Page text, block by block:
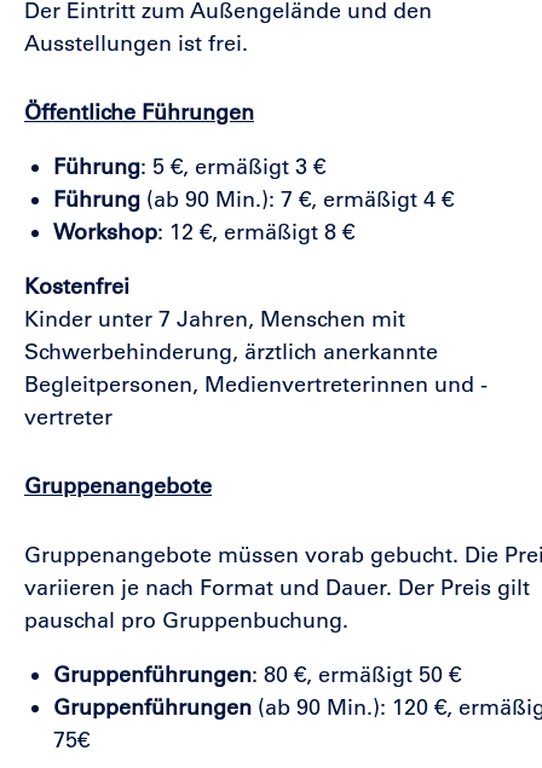
Der Eintritt zum Außengelände und den
Ausstellungen ist frei.
Öffentliche Führungen
Führung: 5 €, ermäßigt 3 €
Führung (ab 90 Min.): 7 €, ermäßigt 4 €
Workshop: 12 €, ermäßigt 8 €
Kostenfrei
Kinder unter 7 Jahren, Menschen mit
Schwerbehinderung, ärztlich anerkannte
Begleitpersonen, Medienvertreterinnen und -
vertreter
Gruppenangebote
Gruppenangebote müssen vorab gebucht. Die
variieren je nach Format und Dauer. Der Preis gilt
pauschal pro Gruppenbuchung.
Gruppenführungen: 80 €, ermäßigt 50 €
Gruppenführungen (ab 90 Min.): 120 €,
75€